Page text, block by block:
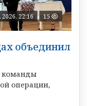
22:16 15
объединил
команды
операции,